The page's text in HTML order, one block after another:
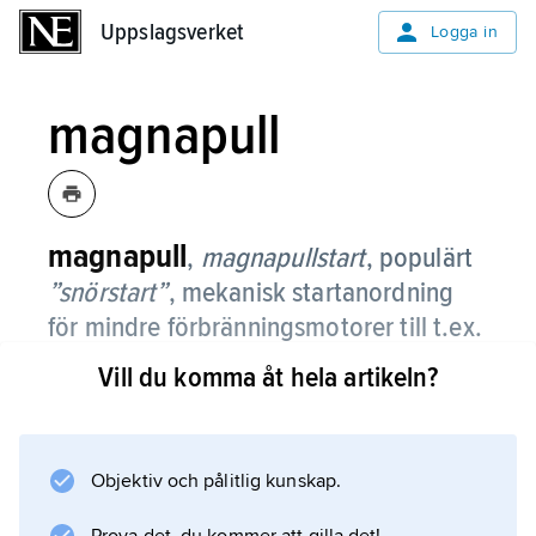
Uppslagsverket Logga in
magnapull
magnapull, magnapullstart, populärt
”snörstart”, mekanisk startanordning
för mindre förbränningsmotorer till t.ex.
båtar, snöskotrar, gräsklippare och
andra motorredskap som saknar
Magnapullstarten består av ett kraftigt snöre
Vill du komma åt hela artikeln?
Objektiv och pålitlig kunskap.